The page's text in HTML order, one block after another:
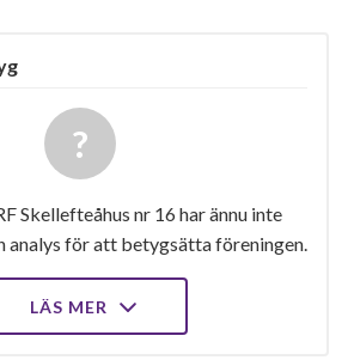
Skellefteåhus nr 16 har ännu inte
analys för att betygsätta föreningen.
LÄS MER